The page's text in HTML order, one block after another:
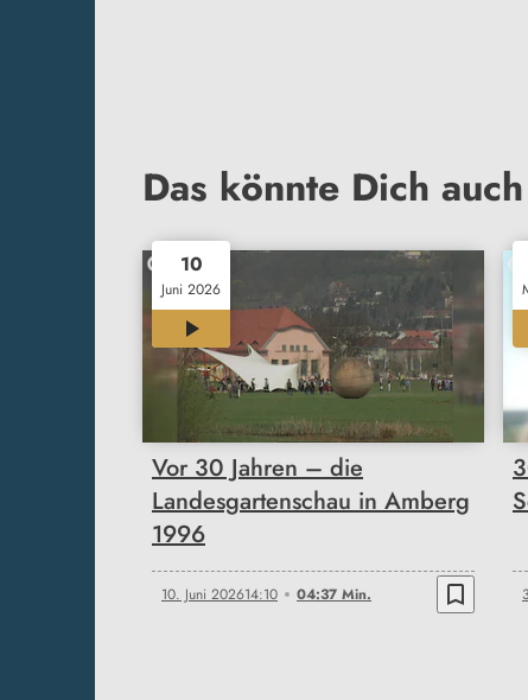
Das könnte Dich
10
Juni 2026
04:37
Vor 30 Jahren – die
Landesgartenschau in Amberg
1996
10. Juni 202614:10 04:37 Min. bookmark_border